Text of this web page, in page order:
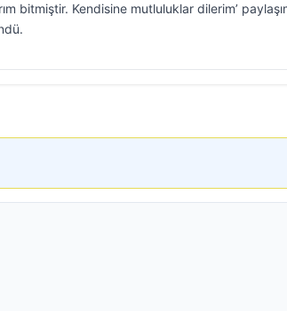
bitmiştir. Kendisine mutluluklar dilerim’